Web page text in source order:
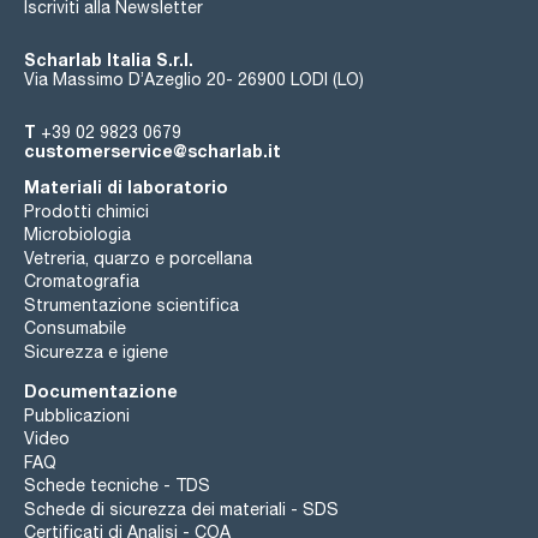
Iscriviti alla Newsletter
Scharlab Italia S.r.l.
Via Massimo D’Azeglio 20- 26900 LODI (LO)
T +39 02 9823 0679
customerservice@scharlab.it
Materiali di laboratorio
Prodotti chimici
Microbiologia
Vetreria, quarzo e porcellana
Cromatografia
Strumentazione scientifica
Consumabile
Sicurezza e igiene
Documentazione
Pubblicazioni
Video
FAQ
Schede tecniche - TDS
Schede di sicurezza dei materiali - SDS
Certificati di Analisi - COA